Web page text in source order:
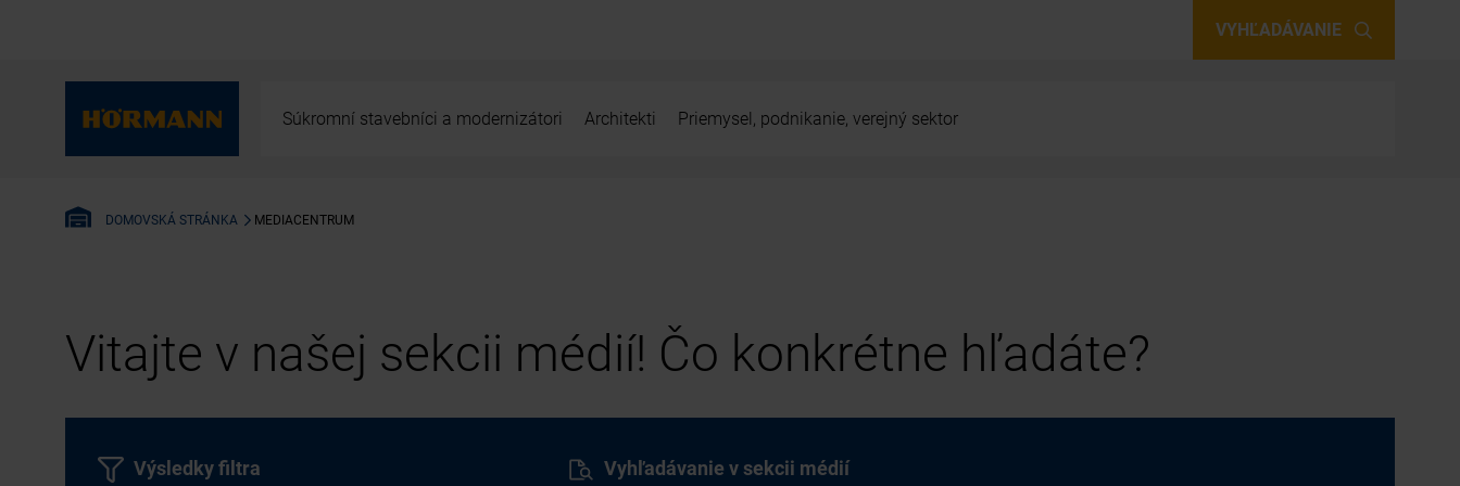
VYHĽADÁVANIE
Súkromní stavebníci a modernizátori Architekti Priemysel, podnikanie, verejný sektor
DOMOVSKÁ STRÁNKA MEDIACENTRUM
Vitajte v našej sekcii médií! Čo konkrétne hľadáte?
Vyhľadávanie v sekcii médií
Výsledky filtra